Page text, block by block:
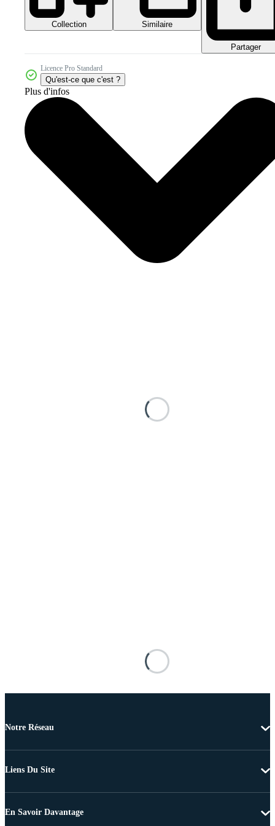
Collection Similaire
Partager
Licence Pro Standard
Qu'est-ce que c'est ?
Plus d'infos
Notre Réseau
Liens Du Site
En Savoir Davantage